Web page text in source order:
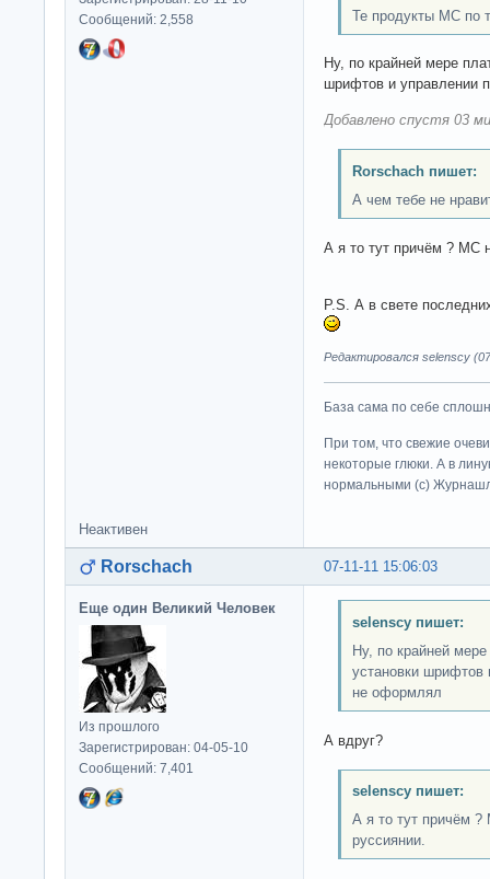
Сообщений: 2,558
Те продукты МС по
Ну, по крайней мере
шрифтов и управлении
Добавлено спустя 03
Rorschach пишет:
А чем тебе не
А я то тут причём ? МС
P.S. А в свете
Редактировался selenscy
База сама по себе
При том, что свежие
некоторые глюки. А в
нормальными (c)
Неактивен
07-11-11 15:06:03
Rorschach
Еще один Великий Человек
Из прошлого
Зарегистрирован: 04-05-10
Сообщений: 7,401
selenscy пишет:
Ну, по крайней
установки шрифтов
не оформлял
А вдруг?
selenscy пишет:
А я то тут причём ?
руссиянии.